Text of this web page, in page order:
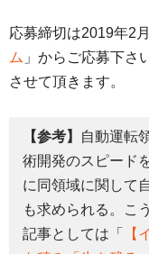
応募締切は2019年2
ム 」からご応募下さ
させて頂きます。
【参考】
自動運転
術開発のスピード
に同領域に関して
も求められる。こ
記事としては「
【